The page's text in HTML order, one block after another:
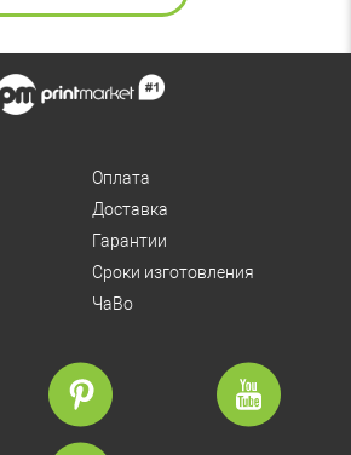
Оплата
Доставка
Гарантии
Сроки изготовления
ЧаВо